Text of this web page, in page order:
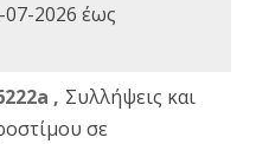
2026 έως
, Συλλήψεις και
σε